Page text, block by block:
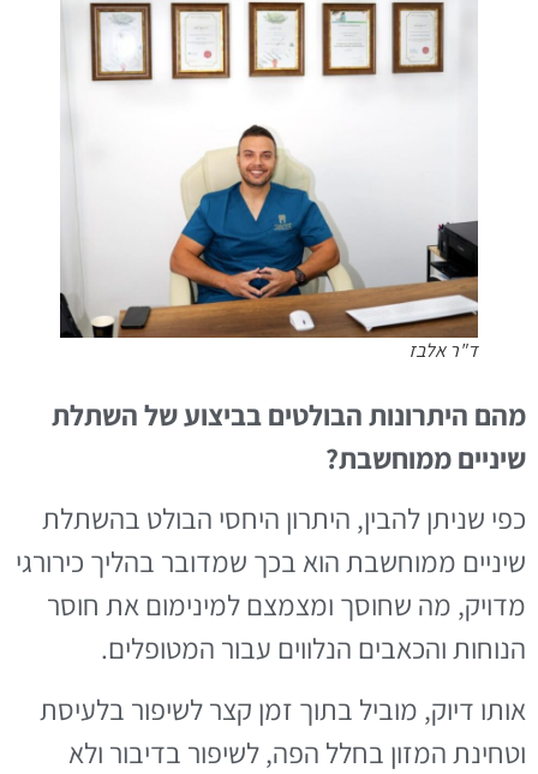
ד"ר אלבז
מהם היתרונות הבולטים בביצוע של השתלת
שיניים ממוחשבת?
כפי שניתן להבין, היתרון היחסי הבולט בהשתלת
שיניים ממוחשבת הוא בכך שמדובר בהליך כירורגי
מדויק, מה שחוסך ומצמצם למינימום את חוסר
הנוחות והכאבים הנלווים עבור המטופלים.
אותו דיוק, מוביל בתוך זמן קצר לשיפור בלעיסת
וטחינת המזון בחלל הפה, לשיפור בדיבור ולא